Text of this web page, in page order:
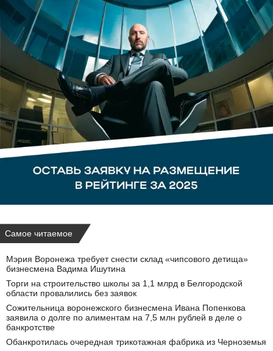
Самое читаемое
Мэрия Воронежа требует снести склад «чипсового детища»
бизнесмена Вадима Ишутина
Торги на строительство школы за 1,1 млрд в Белгородской
области провалились без заявок
Сожительница воронежского бизнесмена Ивана Попенкова
заявила о долге по алиментам на 7,5 млн рублей в деле о
банкротстве
Обанкротилась очередная трикотажная фабрика из Черноземья